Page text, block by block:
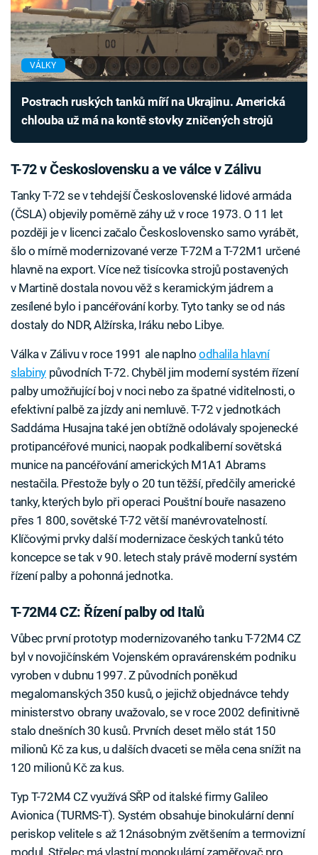
VÁLKY
Postrach ruských tanků míří na Ukrajinu. Americká
chlouba už má na kontě stovky zničených strojů
T-72 v Československu a ve válce v Zálivu
Tanky T-72 se v tehdejší Československé lidové armáda
(ČSLA) objevily poměrně záhy už v roce 1973. O 11 let
později je v licenci začalo Československo samo vyrábět,
šlo o mírně modernizované verze T-72M a T-72M1 určené
hlavně na export. Více než tisícovka strojů postavených
v Martině dostala novou věž s keramickým jádrem a
zesílené bylo i pancéřování korby. Tyto tanky se od nás
dostaly do NDR, Alžírska, Iráku nebo Libye.
Válka v Zálivu v roce 1991 ale naplno odhalila hlavní
slabiny původních T-72. Chyběl jim moderní systém řízení
palby umožňující boj v noci nebo za špatné viditelnosti, o
efektivní palbě za jízdy ani nemluvě. T-72 v jednotkách
Saddáma Husajna také jen obtížně odolávaly spojenecké
protipancéřové munici, naopak podkaliberní sovětská
munice na pancéřování amerických M1A1 Abrams
nestačila. Přestože byly o 20 tun těžší, předčily americké
tanky, kterých bylo při operaci Pouštní bouře nasazeno
přes 1 800, sovětské T-72 větší manévrovatelností.
Klíčovými prvky další modernizace českých tanků této
koncepce se tak v 90. letech staly právě moderní systém
řízení palby a pohonná jednotka.
T-72M4 CZ: Řízení palby od Italů
Vůbec první prototyp modernizovaného tanku T-72M4 CZ
byl v novojičínském Vojenském opravárenském podniku
vyroben v dubnu 1997. Z původních poněkud
megalomanských 350 kusů, o jejichž objednávce tehdy
ministerstvo obrany uvažovalo, se v roce 2002 definitivně
stalo dnešních 30 kusů. Prvních deset mělo stát 150
milionů Kč za kus, u dalších dvaceti se měla cena snížit na
120 milionů Kč za kus.
Typ T-72M4 CZ využívá SŘP od italské firmy Galileo
Avionica (TURMS-T). Systém obsahuje binokulární denní
periskop velitele s až 12násobným zvětšením a termovizní